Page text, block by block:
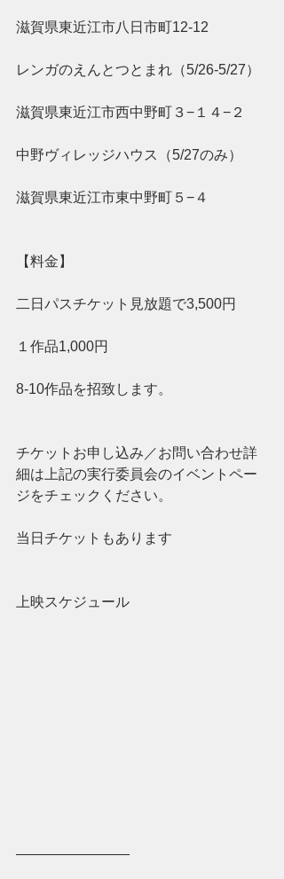
滋賀県東近江市八日市町12-12
レンガのえんとつとまれ（5/26-5/27）
滋賀県東近江市西中野町３−１４−２
中野ヴィレッジハウス（5/27のみ）
滋賀県東近江市東中野町５−４
【料金】
二日パスチケット見放題で3,500円
１作品1,000円
8-10作品を招致します。
チケットお申し込み／お問い合わせ詳
細は上記の実行委員会のイベントペー
ジをチェックください。
当日チケットもあります
上映スケジュール
————————